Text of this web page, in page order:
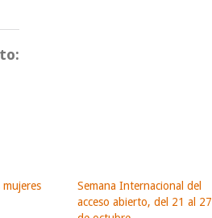
Semana Internacional del
acceso abierto, del 21 al 27